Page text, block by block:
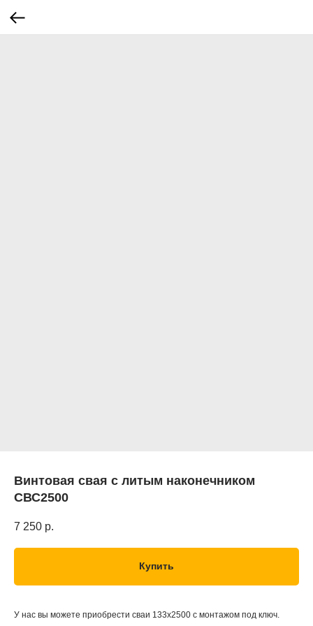
Винтовая свая с литым наконечником
СВС2500
7 250 р.
Купить
У нас вы можете приобрести сваи 133х2500 с монтажом под ключ.